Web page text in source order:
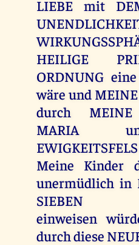
LIEBE mit
HEILIGE
ORDNUNG
wäre und
durch MEINE
MARIA
Meine Kinder
unermüdlich in
SIEBEN
einweisen
durch diese